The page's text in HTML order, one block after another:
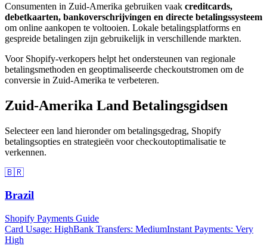
Consumenten in Zuid-Amerika gebruiken vaak creditcards,
debetkaarten, bankoverschrijvingen en directe betalingssysteem
om online aankopen te voltooien. Lokale betalingsplatforms en
gespreide betalingen zijn gebruikelijk in verschillende markten.
Voor Shopify-verkopers helpt het ondersteunen van regionale
betalingsmethoden en geoptimaliseerde checkoutstromen om de
conversie in Zuid-Amerika te verbeteren.
Zuid-Amerika Land Betalingsgidsen
Selecteer een land hieronder om betalingsgedrag, Shopify
betalingsopties en strategieën voor checkoutoptimalisatie te
verkennen.
🇧🇷
Brazil
Shopify Payments Guide
Card Usage: HighBank Transfers: MediumInstant Payments: Very
High